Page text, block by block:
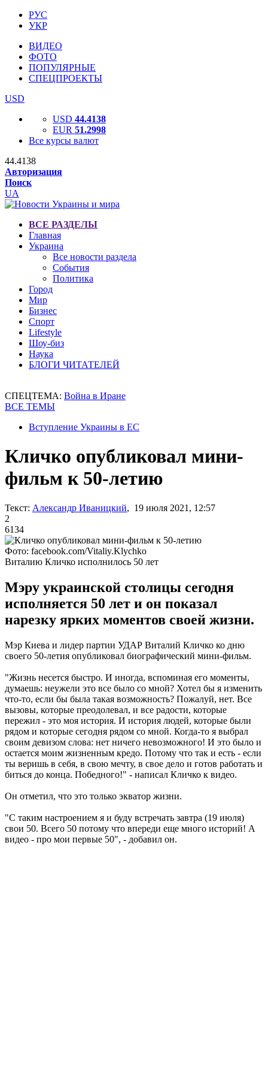
РУС
УКР
ВИДЕО
ФОТО
ПОПУЛЯРНЫЕ
СПЕЦПРОЕКТЫ
USD
USD 44.4138
EUR 51.2998
Все курсы валют
44.4138
Авторизация
Поиск
UA
ВСЕ РАЗДЕЛЫ
Главная
Украина
Все новости раздела
События
Политика
Город
Мир
Бизнес
Спорт
Lifestyle
Шоу-биз
Наука
БЛОГИ ЧИТАТЕЛЕЙ
СПЕЦТЕМА: Война в Иране
ВСЕ ТЕМЫ
Вступление Украины в ЕС
Кличко опубликовал мини-
фильм к 50-летию
Текст: Александр Иваницкий, 19 июля 2021, 12:57
2
6134
Фото: facebook.com/Vitaliy.Klychko
Виталию Кличко исполнилось 50 лет
Мэру украинской столицы сегодня
исполняется 50 лет и он показал
нарезку ярких моментов своей жизни.
Мэр Киева и лидер партии УДАР Виталий Кличко ко дню
своего 50-летия опубликовал биографический мини-фильм.
"Жизнь несется быстро. И иногда, вспоминая его моменты,
думаешь: неужели это все было со мной? Хотел бы я изменить
что-то, если бы была такая возможность? Пожалуй, нет. Все
вызовы, которые преодолевал, и все радости, которые
пережил - это моя история. И история людей, которые были
рядом и которые сегодня рядом со мной. Когда-то я выбрал
своим девизом слова: нет ничего невозможного! И это было и
остается моим жизненным кредо. Потому что так и есть - если
ты веришь в себя, в свою мечту, в свое дело и готов работать и
биться до конца. Победного!" - написал Кличко к видео.
Он отметил, что это только экватор жизни.
"С таким настроением я и буду встречать завтра (19 июля)
свои 50. Всего 50 потому что впереди еще много историй! А
видео - про мои первые 50", - добавил он.